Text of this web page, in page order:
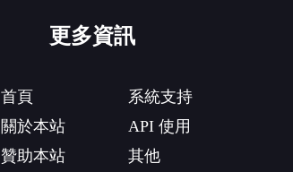
更多資訊
首頁
關於本站
贊助本站
系統支持
API 使用
其他